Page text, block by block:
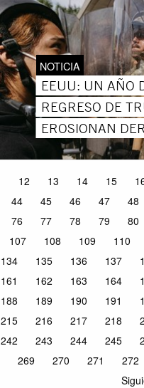
NOTICIA
EEUU: UN AÑO
REGRESO DE
EROSIONAN
12 13 14 15
44 45 46 47 48
76 77 78 79 80
107 108 109 110
134 135 136 137
161 162 163 164
188 189 190 191
215 216 217 218
242 243 244 245
269 270 271 272